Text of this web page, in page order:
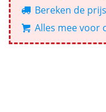
Bereken de
Alles mee voor